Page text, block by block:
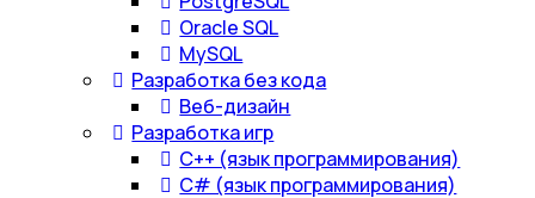
Oracle SQL
MySQL
Разработка без кода
Веб-дизайн
Разработка игр
С++ (язык программирования)
С# (язык программирования)